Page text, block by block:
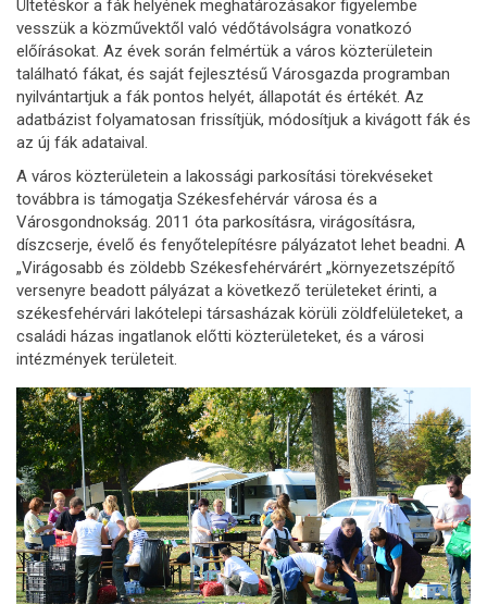
Ültetéskor a fák helyének meghatározásakor figyelembe
vesszük a közművektől való védőtávolságra vonatkozó
előírásokat. Az évek során felmértük a város közterületein
található fákat, és saját fejlesztésű Városgazda programban
nyilvántartjuk a fák pontos helyét, állapotát és értékét. Az
adatbázist folyamatosan frissítjük, módosítjuk a kivágott fák és
az új fák adataival.
A város közterületein a lakossági parkosítási törekvéseket
továbbra is támogatja Székesfehérvár városa és a
Városgondnokság. 2011 óta parkosításra, virágosításra,
díszcserje, évelő és fenyőtelepítésre pályázatot lehet beadni. A
„Virágosabb és zöldebb Székesfehérvárért „környezetszépítő
versenyre beadott pályázat a következő területeket érinti, a
székesfehérvári lakótelepi társasházak körüli zöldfelületeket, a
családi házas ingatlanok előtti közterületeket, és a városi
intézmények területeit.